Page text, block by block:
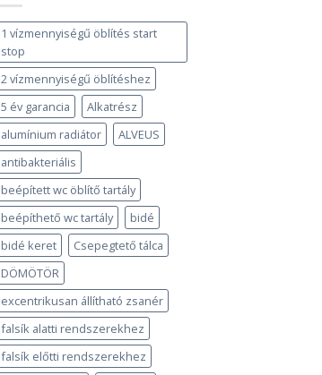
1 vízmennyiségű öblítés start
stop
2 vízmennyiségű öblítéshez
5 év garancia
Alkatrész
alumínium radiátor
ALVEUS
antibakteriális
beépített wc öblítő tartály
beépíthető wc tartály
bidé
bidé keret
Csepegtető tálca
DÖMÖTÖR
excentrikusan állítható zsanér
falsík alatti rendszerekhez
falsík előtti rendszerekhez